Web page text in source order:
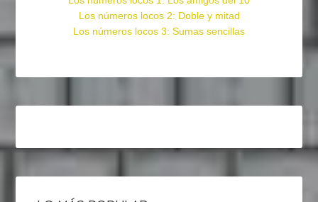
Los números locos 2: Doble y mitad
Los números locos 3: Sumas sencillas